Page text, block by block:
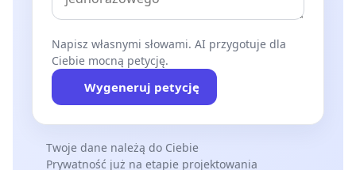
Napisz własnymi słowami. AI przygotuje dla
Ciebie mocną petycję.
Wygeneruj petycję
Twoje dane należą do Ciebie
Prywatność już na etapie projektowania